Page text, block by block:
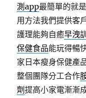
測app最簡單的就
用方法我們提供客
護理能夠自癒早洩
保健食品能玩得暢
家日本瘦身保健產
整個團隊分工合作
劑提高小家電漸漸